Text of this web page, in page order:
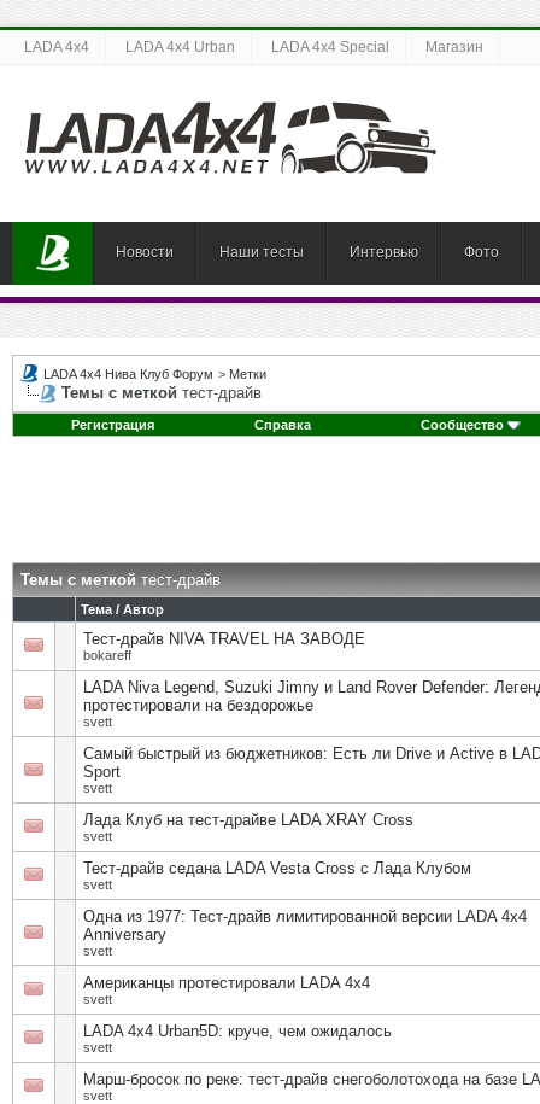
LADA 4x4 LADA 4x4 Urban LADA 4x4 Special Магазин
Новости Наши тесты Интервью Фото
LADA 4x4 Нива Клуб Форум > Метки
Темы с меткой тест-драйв
Регистрация Справка Сообщество
Темы с меткойтест-драйв
Тема / Автор
Тест-драйв NIVA TRAVEL НА ЗАВОДЕ
bokareff
LADA Niva Legend, Suzuki Jimny и Land Rover Defender:
протестировали на бездорожье
svett
Самый быстрый из бюджетников: Есть ли Drive и Active в
Sport
svett
Лада Клуб на тест-драйве LADA XRAY Cross
svett
Тест-драйв седана LADA Vesta Cross с Лада Клубом
svett
Одна из 1977: Тест-драйв лимитированной версии LADA 4x4
Anniversary
svett
Американцы протестировали LADA 4х4
svett
LADA 4x4 Urban5D: круче, чем ожидалось
svett
Марш-бросок по реке: тест-драйв снегоболотохода на базе
svett